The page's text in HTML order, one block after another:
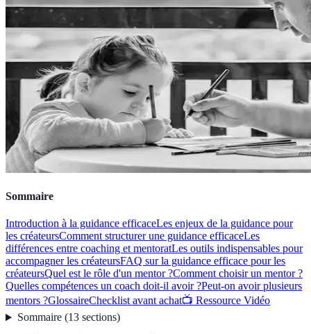
Sommaire
Introduction à la guidance efficaceLes enjeux de la guidance pour
les créateursComment structurer une guidance efficaceLes
différences entre coaching et mentoratLes outils indispensables pour
accompagner les créateursFAQ sur la guidance efficace pour les
créateursQuel est le rôle d'un mentor ?Comment choisir un mentor ?
Quelles compétences un coach doit-il avoir ?Peut-on avoir plusieurs
mentors ?GlossaireChecklist avant achat📺 Ressource Vidéo
Sommaire(13 sections)